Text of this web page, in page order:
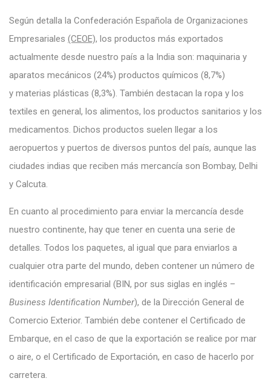
Según detalla la Confederación Española de Organizaciones
Empresariales (CEOE), los productos más exportados
actualmente desde nuestro país a la India son: maquinaria y
aparatos mecánicos (24%) productos químicos (8,7%)
y materias plásticas (8,3%). También destacan la ropa y los
textiles en general, los alimentos, los productos sanitarios y los
medicamentos. Dichos productos suelen llegar a los
aeropuertos y puertos de diversos puntos del país, aunque las
ciudades indias que reciben más mercancía son Bombay, Delhi
y Calcuta.
En cuanto al procedimiento para enviar la mercancía desde
nuestro continente, hay que tener en cuenta una serie de
detalles. Todos los paquetes, al igual que para enviarlos a
cualquier otra parte del mundo, deben contener un número de
identificación empresarial (BIN, por sus siglas en inglés –
Business Identification Number), de la Dirección General de
Comercio Exterior. También debe contener el Certificado de
Embarque, en el caso de que la exportación se realice por mar
o aire, o el Certificado de Exportación, en caso de hacerlo por
carretera.